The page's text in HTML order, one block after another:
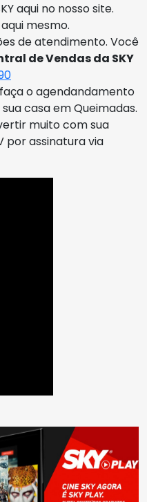
aqui no nosso site.
mesmo.
de atendimento. Você
de Vendas da SKY
o agendandamento
casa em Queimadas.
muito com sua
por assinatura via